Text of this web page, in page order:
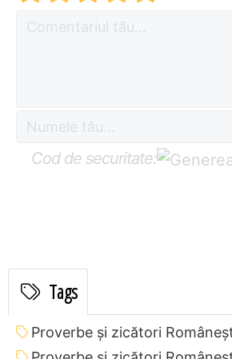
Cod de securitate:
Tags
Proverbe și zicători